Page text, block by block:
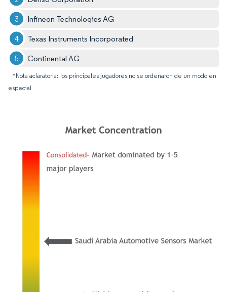
Infineon Technologies AG
Texas Instruments Incorporated
Continental AG
*Nota aclaratoria: los principales jugadores no se ordenaron de un modo en
especial